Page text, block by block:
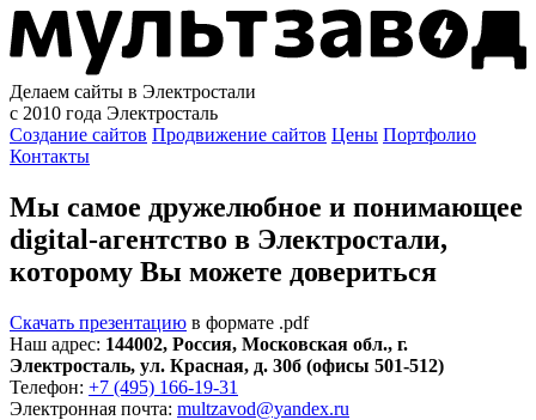
Делаем сайты в Электростали
с 2010 года Электросталь
Создание сайтов Продвижение сайтов Цены Портфолио
Контакты
Мы самое дружелюбное и понимающее
digital-агентство в Электростали,
которому Вы можете довериться
Скачать презентацию в формате .pdf
Наш адрес: 144002, Россия, Московская обл., г.
Электросталь, ул. Красная, д. 30б (офисы 501-512)
Телефон: +7 (495) 166-19-31
Электронная почта: multzavod@yandex.ru